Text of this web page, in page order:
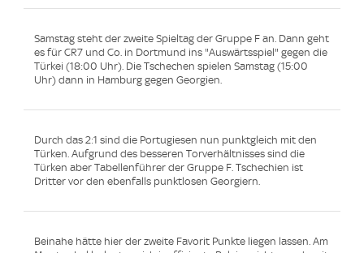
Samstag steht der zweite Spieltag der Gruppe F an. Dann geht
es für CR7 und Co. in Dortmund ins "Auswärtsspiel" gegen die
Türkei (18:00 Uhr). Die Tschechen spielen Samstag (15:00
Uhr) dann in Hamburg gegen Georgien.
Durch das 2:1 sind die Portugiesen nun punktgleich mit den
Türken. Aufgrund des besseren Torverhältnisses sind die
Türken aber Tabellenführer der Gruppe F. Tschechien ist
Dritter vor den ebenfalls punktlosen Georgiern.
Beinahe hätte hier der zweite Favorit Punkte liegen lassen. Am